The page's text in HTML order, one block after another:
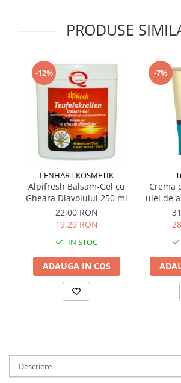
PRODUSE
-12%
LENHART KOSMETIK
Alpifresh Balsam-Gel cu
Gheara Diavolului 250 ml
22,00 RON
19,29 RON
IN STOC
ADAUGA IN COS
-7%
Crema
ulei de
Descriere